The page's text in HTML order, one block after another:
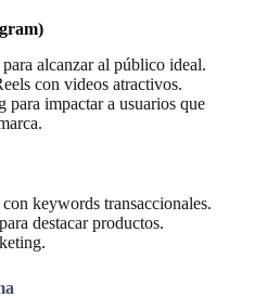
alcanzar al público ideal.
con videos atractivos.
para impactar a usuarios que
keywords transaccionales.
destacar productos.